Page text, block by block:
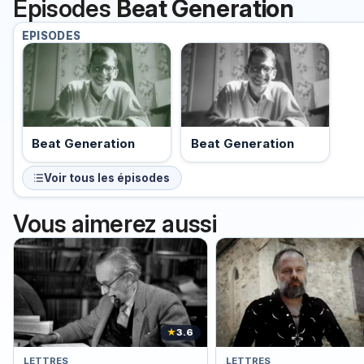
Épisodes Beat Generation
EPISODES
Beat Generation Beat Generation
Voir tous les épisodes
Vous aimerez aussi
★3.6
LETTRES LETTRES